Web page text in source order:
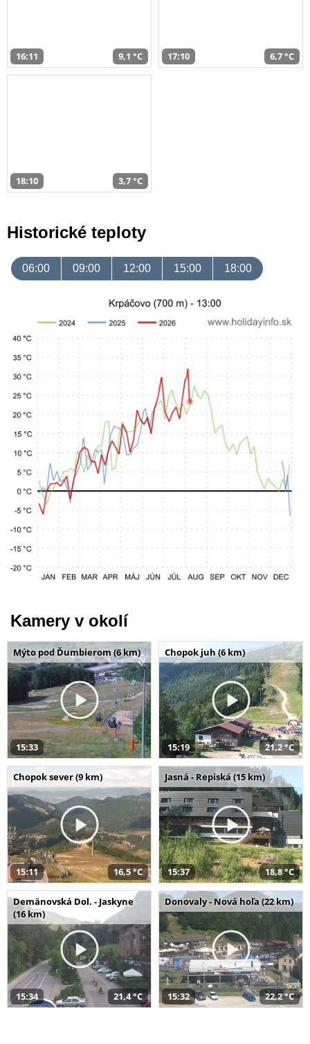
16:11 9,1 °C 17:10 6,7 °C
18:10 3,7 °C
Historické teploty
06:00 09:00 12:00 15:00 18:00
Kamery v okolí
Mýto pod Ďumbierom (6 km)
15:33
Chopok juh (6 km)
15:19 21,2 °C
Chopok sever (9 km)
15:11 16,5 °C
Jasná - Repiská (15 km)
15:37 18,8 °C
Demänovská Dol. - Jaskyne
(16 km)
15:34 21,4 °C
Donovaly - Nová hoľa (22 km)
15:32 22,2 °C